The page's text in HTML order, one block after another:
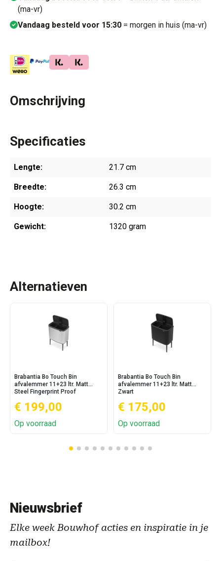
(ma-vr)
Vandaag besteld voor 15:30 = morgen in huis (ma-vr)
Omschrijving
Specificaties
Lengte: 21.7 cm
Breedte: 26.3 cm
Hoogte: 30.2 cm
Gewicht: 1320 gram
Alternatieven
Brabantia Bo Touch Bin
afvalemmer 11+23 ltr. Matt
Steel Fingerprint Proof
€ 199,00
Op voorraad
Brabantia Bo Touch Bin
afvalemmer 11+23 ltr. Matt
Zwart
€ 175,00
Op voorraad
Nieuwsbrief
Elke week Bouwhof acties en inspiratie in je
mailbox!